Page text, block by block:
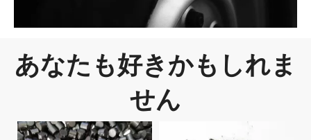
あなたも好きかもしれま
せん